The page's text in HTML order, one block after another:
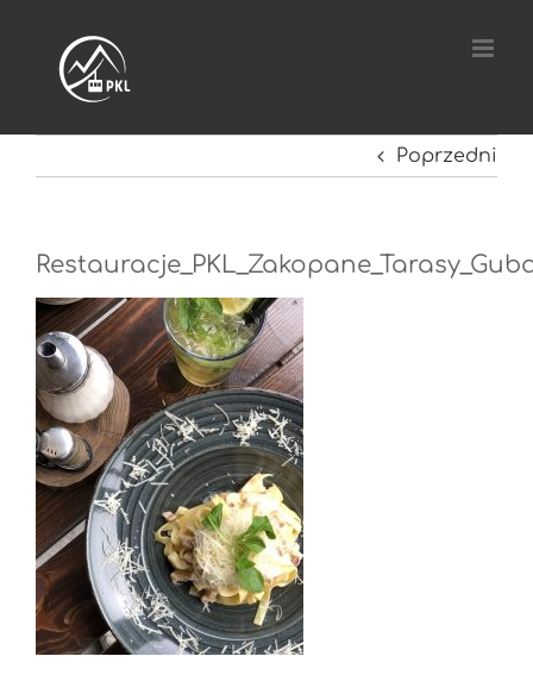
zawartości
Poprzedni